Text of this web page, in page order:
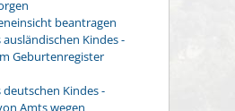
beantragen
Kindes -
Geburtenregister
Kindes -
Amts wegen